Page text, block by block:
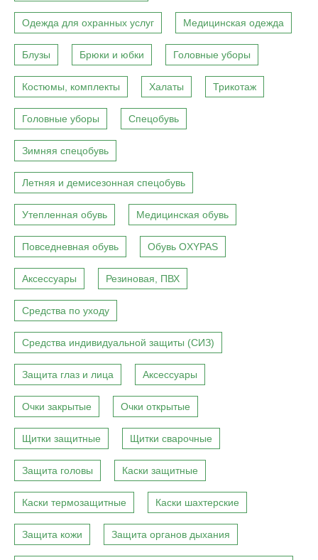
Одежда для охранных услуг Медицинская одежда
Блузы Брюки и юбки Головные уборы
Костюмы, комплекты Халаты Трикотаж
Головные уборы Спецобувь
Зимняя спецобувь
Летняя и демисезонная спецобувь
Утепленная обувь Медицинская обувь
Повседневная обувь Обувь OXYPAS
Аксессуары Резиновая, ПВХ
Средства по уходу
Средства индивидуальной защиты (СИЗ)
Защита глаз и лица Аксессуары
Очки закрытые Очки открытые
Щитки защитные Щитки сварочные
Защита головы Каски защитные
Каски термозащитные Каски шахтерские
Защита кожи Защита органов дыхания